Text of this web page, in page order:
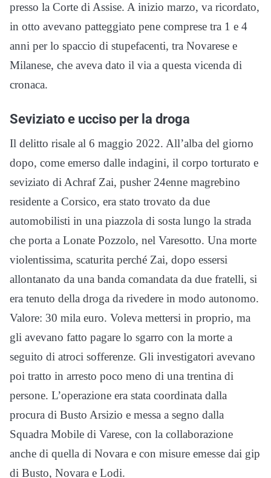
presso la Corte di Assise. A inizio marzo, va ricordato,
in otto avevano patteggiato pene comprese tra 1 e 4
anni per lo spaccio di stupefacenti, tra Novarese e
Milanese, che aveva dato il via a questa vicenda di
cronaca.
Seviziato e ucciso per la droga
Il delitto risale al 6 maggio 2022. All’alba del giorno
dopo, come emerso dalle indagini, il corpo torturato e
seviziato di Achraf Zai, pusher 24enne magrebino
residente a Corsico, era stato trovato da due
automobilisti in una piazzola di sosta lungo la strada
che porta a Lonate Pozzolo, nel Varesotto. Una morte
violentissima, scaturita perché Zai, dopo essersi
allontanato da una banda comandata da due fratelli, si
era tenuto della droga da rivedere in modo autonomo.
Valore: 30 mila euro. Voleva mettersi in proprio, ma
gli avevano fatto pagare lo sgarro con la morte a
seguito di atroci sofferenze. Gli investigatori avevano
poi tratto in arresto poco meno di una trentina di
persone. L’operazione era stata coordinata dalla
procura di Busto Arsizio e messa a segno dalla
Squadra Mobile di Varese, con la collaborazione
anche di quella di Novara e con misure emesse dai gip
di Busto, Novara e Lodi.